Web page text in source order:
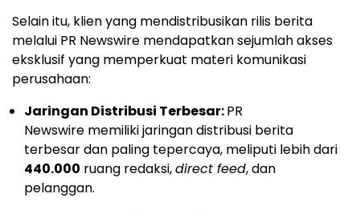
Selain itu, klien yang mendistribusikan rilis berita
melalui PR Newswire mendapatkan sejumlah akses
eksklusif yang memperkuat materi komunikasi
perusahaan:
Jaringan Distribusi Terbesar:PR
Newswire memiliki jaringan distribusi berita
terbesar dan paling tepercaya, meliputi lebih dari
440.000 ruang redaksi,direct feed, dan
pelanggan.